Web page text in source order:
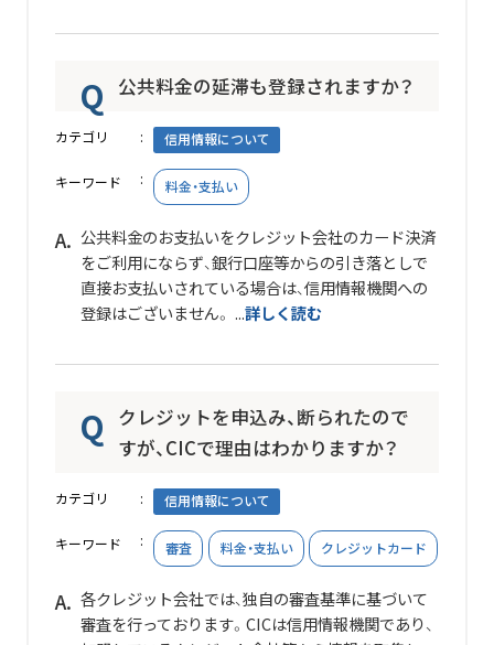
公共料金の延滞も登録されますか？
カテゴリ 信用情報について
キーワード 料金・支払い
公共料金のお支払いをクレジット会社のカード決済
をご利用にならず、銀行口座等からの引き落としで
直接お支払いされている場合は、信用情報機関への
登録はございません。 ...詳しく読む
クレジットを申込み、断られたので
すが、CICで理由はわかりますか？
カテゴリ 信用情報について
キーワード 審査 料金・支払い クレジットカード
各クレジット会社では、独自の審査基準に基づいて
審査を行っております。CICは信用情報機関であり、